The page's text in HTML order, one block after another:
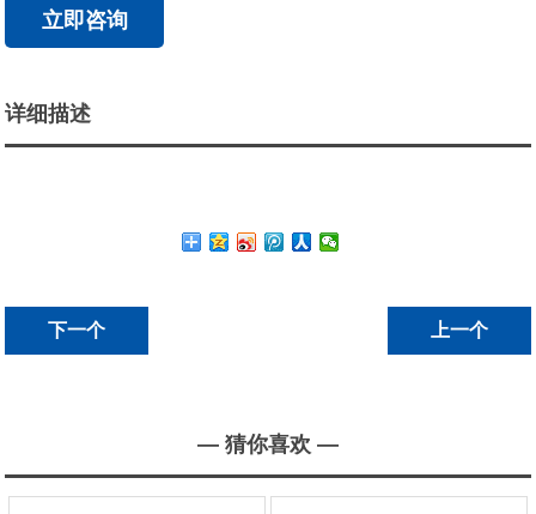
立即咨询
详细描述
下一个 上一个
— 猜你喜欢 —